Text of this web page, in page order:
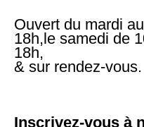
Ouvert du mardi
18h,le samedi de
18h,
& sur rendez-vous.
Inscrivez-vous à